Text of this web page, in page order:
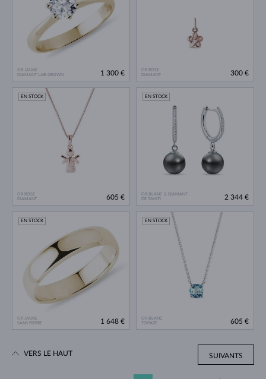
OR JAUNE
DIAMANT LAB GROWN
1 300 €
OR ROSE
DIAMANT
300 €
OR ROSE
DIAMANT
EN STOCK
605 €
OR BLANC & DIAMANT
DE TAHITI
EN STOCK
2 344 €
OR JAUNE
SANS PIERRE
EN STOCK
1 648 €
OR BLANC
TOPAZE
EN STOCK
605 €
SUIVANTS
VERS LE HAUT